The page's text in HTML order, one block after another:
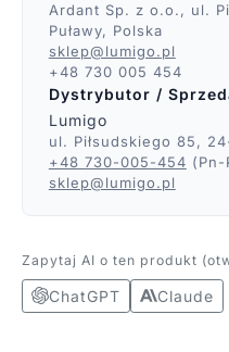
Ardant Sp. z o.o., ul.
Puławy, Polska
sklep@lumigo.pl
+48 730 005 454
Dystrybutor /
Lumigo
ul. Piłsudskiego 85,
+48 730-005-454 (Pn-
sklep@lumigo.pl
Zapytaj AI o ten produkt
ChatGPT Claude